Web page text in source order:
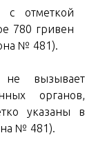
с отметкой
780 гривен
№ 481).
вызывает
органов,
указаны в
№ 481).